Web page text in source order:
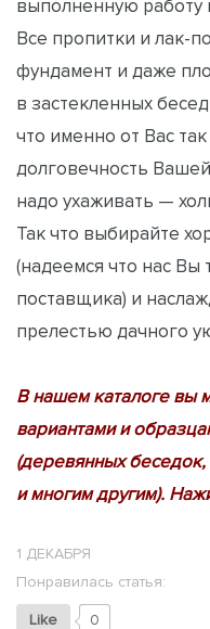
выполненную работу
Все пропитки и лак-
фундамент и даже
в застекленных
что именно от Вас
долговечность
надо ухаживать —
Так что выбирайте
(надеемся что нас Вы
поставщика) и
прелестью дачного
В нашем каталоге вы
вариантами и
(деревянных
и многим другим).
1 ДЕКАБРЯ
Понравилась статья:
Like 0